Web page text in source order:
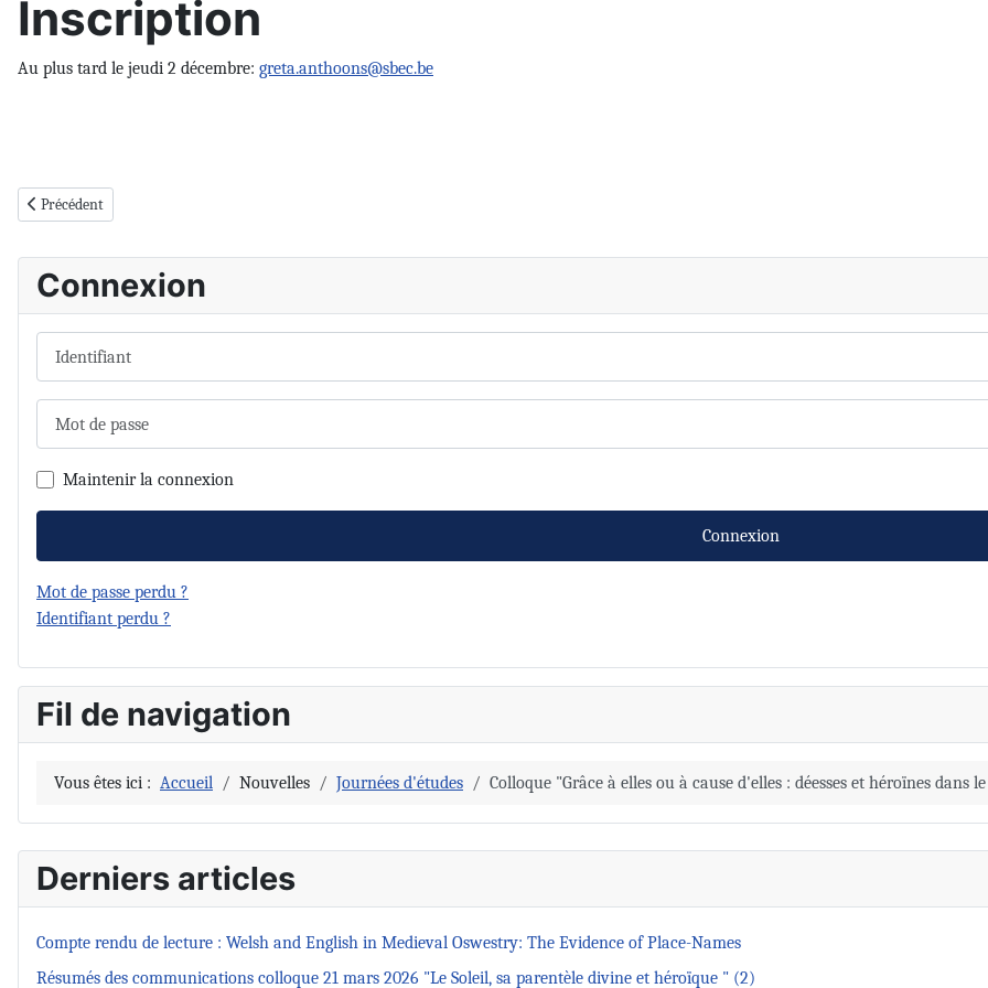
Inscription
Au plus tard le jeudi 2 décembre: greta.anthoons@sbec.be
Article précédent : Colloque "Arbre vivant, arbre de vie. Du bois de construction au bois sacré"
Précédent
Connexion
Maintenir la connexion
Connexion
Mot de passe perdu ?
Identifiant perdu ?
Fil de navigation
Vous êtes ici : Accueil Nouvelles Journées d'études Colloque "Grâce à elles ou à cause d'elles : déesses et héroïnes dans
Derniers articles
Compte rendu de lecture : Welsh and English in Medieval Oswestry: The Evidence of Place-Names
Résumés des communications colloque 21 mars 2026 "Le Soleil, sa parentèle divine et héroïque " (2)